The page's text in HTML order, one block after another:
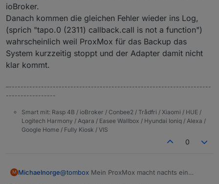
ioBroker.
Danach kommen die gleichen Fehler wieder ins Log,
(sprich "tapo.0 (2311) callback.call is not a function")
wahrscheinlich weil ProxMox für das Backup das
System kurzzeitig stoppt und der Adapter damit nicht
klar kommt.
–---------------------------------------------------------------------
-----------------
Smart mit: Rasp 4B / ioBroker / Conbee2 / Trådfri / Xiaomi / HUE /
Logitech Harmony / Aqara / Easee Wallbox / Hyundai Ioniq / Alexa /
Google Home / Fully Kiosk / VIS
0
M Michaelnorge@tombox Mein ProxMox macht nachts ein